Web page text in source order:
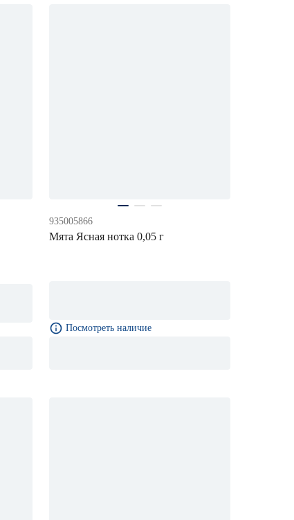
935005866
Мята Ясная нотка 0,05 г
Посмотреть наличие